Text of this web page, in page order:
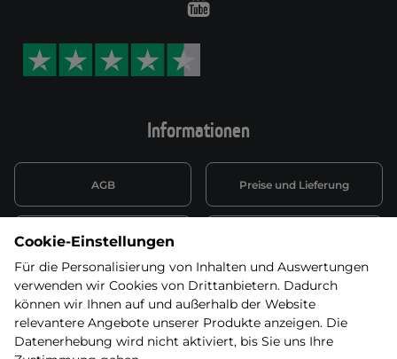
Informationen
AGB Preise und Lieferung
Datenschutzerklärung
Wiederufsbelehrung mit Link
zum Formular
Batterieentsorgung
Informationen zu Elektro-
und Elektonikgeräten
Widerruf erklären
Youtube
Cookie-Einstellungen
Für die Personalisierung von Inhalten und Auswertungen
verwenden wir Cookies von Drittanbietern. Dadurch
können wir Ihnen auf und außerhalb der Website
relevantere Angebote unserer Produkte anzeigen. Die
Datenerhebung wird nicht aktiviert, bis Sie uns Ihre